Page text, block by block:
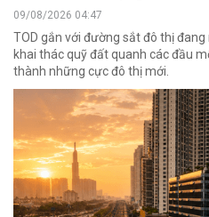
09/08/2026 04:47
TOD gắn với đường sắt đô thị
khai thác quỹ đất quanh các đầu
thành những cực đô thị mới.